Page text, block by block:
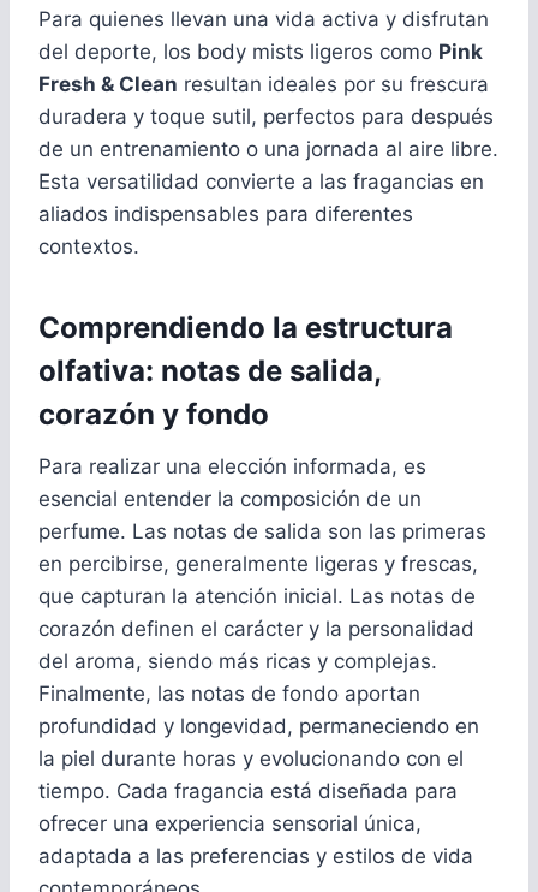
Para quienes llevan una vida activa y disfrutan
del deporte, los body mists ligeros como Pink
Fresh & Clean resultan ideales por su frescura
duradera y toque sutil, perfectos para después
de un entrenamiento o una jornada al aire libre.
Esta versatilidad convierte a las fragancias en
aliados indispensables para diferentes
contextos.
Comprendiendo la estructura
olfativa: notas de salida,
corazón y fondo
Para realizar una elección informada, es
esencial entender la composición de un
perfume. Las notas de salida son las primeras
en percibirse, generalmente ligeras y frescas,
que capturan la atención inicial. Las notas de
corazón definen el carácter y la personalidad
del aroma, siendo más ricas y complejas.
Finalmente, las notas de fondo aportan
profundidad y longevidad, permaneciendo en
la piel durante horas y evolucionando con el
tiempo. Cada fragancia está diseñada para
ofrecer una experiencia sensorial única,
adaptada a las preferencias y estilos de vida